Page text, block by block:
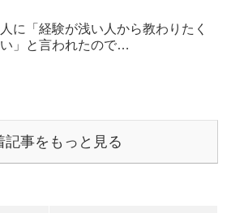
に「経験が浅い人から教わりたく
」と言われたので…
記事をもっと見る